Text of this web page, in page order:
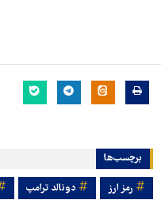
برچسب‌ها
رمز ارز دونالد ترامپ